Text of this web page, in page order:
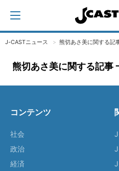
J-CASTニュース 熊切あさ美に関する記
熊切あさ美に関する記事
コンテンツ
社会
政治
経済